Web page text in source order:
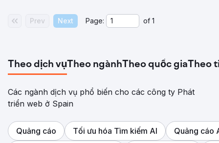
Prev Next Page: of 1
Theo dịch vụTheo ngànhTheo quốc giaTheo
Các ngành dịch vụ phổ biến cho các công ty Phát
triển web ở Spain
Quảng cáo Tối ưu hóa Tìm kiếm AI
Quảng cáo